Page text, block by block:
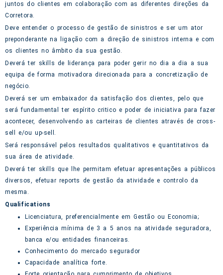
juntos do clientes em colaboração com as diferentes direções da
Corretora.
Deve entender o processo de gestão de sinistros e ser um ator
preponderante na ligação com a direção de sinistros interna e com
os clientes no âmbito da sua gestão.
Deverá ter skills de liderança para poder gerir no dia a dia a sua
equipa de forma motivadora direcionada para a concretização de
negócio.
Deverá ser um embaixador da satisfação dos clientes, pelo que
será fundamental ter espírito critico e poder de iniciativa para fazer
acontecer, desenvolvendo as carteiras de clientes através de cross-
sell e/ou up-sell.
Será responsável pelos resultados qualitativos e quantitativos da
sua área de atividade.
Deverá ter skills que lhe permitam efetuar apresentações a públicos
diversos, efetuar reports de gestão da atividade e controlo da
mesma.
Qualifications
Licenciatura, preferencialmente em Gestão ou Economia;
Experiência mínima de 3 a 5 anos na atividade seguradora,
banca e/ou entidades financeiras.
Conhecimento do mercado segurador
Capacidade analítica forte.